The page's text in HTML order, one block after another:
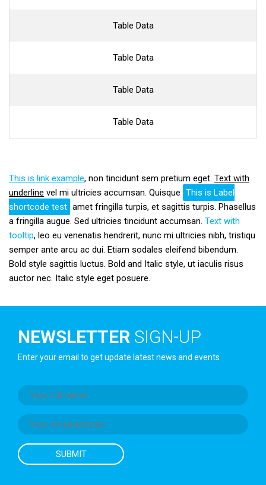
Table Data
Table Data
Table Data
Table Data
This is link example, non tincidunt sem pretium eget. Text with
underline vel mi ultricies accumsan. Quisque This is Label
shortcode test amet fringilla turpis, et sagittis turpis. Phasellus
a fringilla augue. Sed ultricies tincidunt accumsan. Text with
tooltip, leo eu venenatis hendrerit, nunc mi ultricies nibh, tristiqu
semper ante arcu ac dui. Etiam sodales eleifend bibendum.
Bold style sagittis luctus. Bold and Italic style, ut iaculis risus
auctor nec. Italic style eget posuere.
NEWSLETTER SIGN-UP
Enter your email to get update latest news and events
SUBMIT